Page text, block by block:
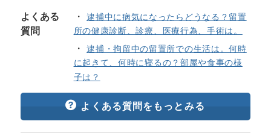
よくある
質問
逮捕中に病気になったらどうなる？留置
所の健康診断、診療、医療行為、手術は。
逮捕・拘留中の留置所での生活は。何時
に起きて、何時に寝るの？部屋や食事の様
子は？
よくある質問をもっとみる